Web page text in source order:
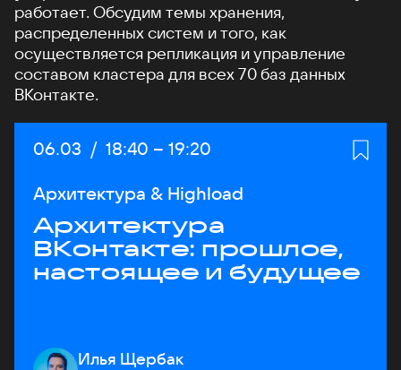
работает. Обсудим темы хранения,
распределенных систем и того, как
осуществляется репликация и управление
составом кластера для всех 70 баз данных
ВКонтакте.
Дата:
06.03 / Начало:
18:40 – Конец:
19:20
Архитектура & Highload
Архитектура
ВКонтакте: прошлое,
настоящее и будущее
Илья Щербак